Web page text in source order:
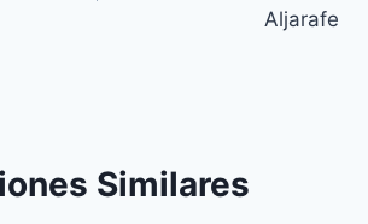
Aljarafe
Similares